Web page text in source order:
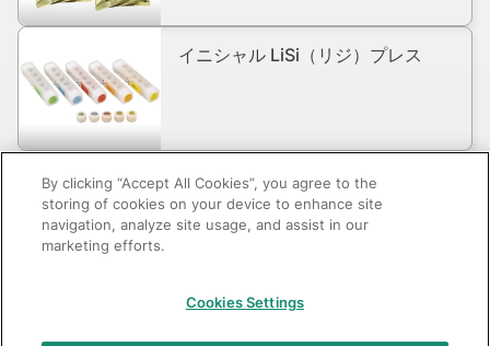
イニシャル LiSi（リジ）プレス
GC：特定商取引法に基づく表記
By clicking “Accept All Cookies”, you agree to the
storing of cookies on your device to enhance site
navigation, analyze site usage, and assist in our
marketing efforts.
Cookies Settings